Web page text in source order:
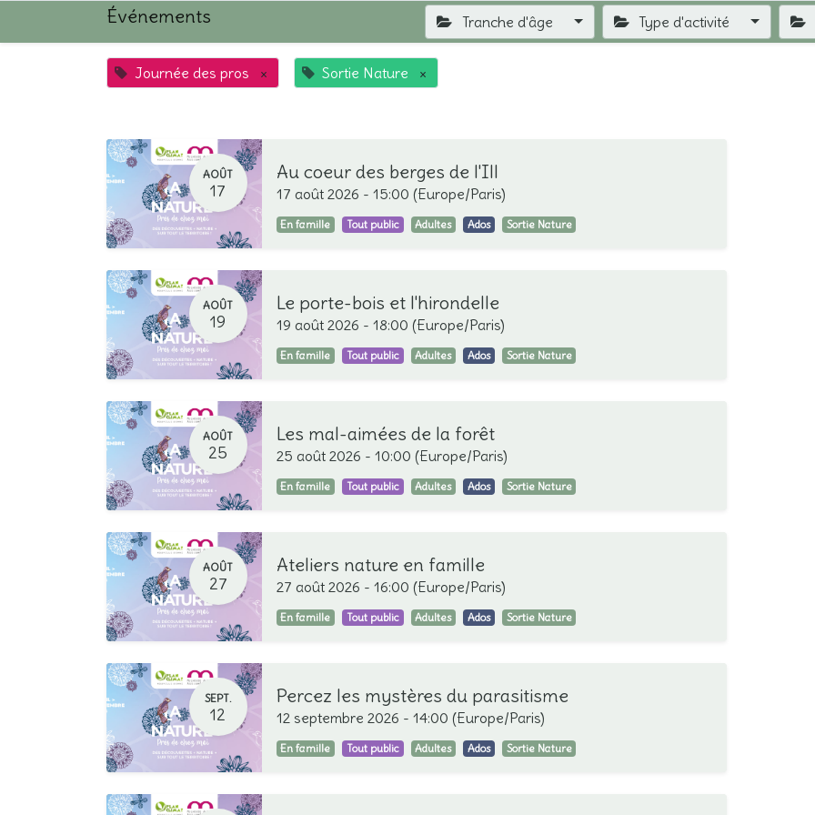
Événements Tranche d'âge Type d'activité
Journée des pros × Sortie Nature ×
AOÛT
17
Au coeur des berges de l'Ill
17 août 2026 - 15:00 (Europe/Paris)
En famille Tout public Adultes Ados Sortie Nature
AOÛT
19
Le porte-bois et l'hirondelle
19 août 2026 - 18:00 (Europe/Paris)
En famille Tout public Adultes Ados Sortie Nature
AOÛT
25
Les mal-aimées de la forêt
25 août 2026 - 10:00 (Europe/Paris)
En famille Tout public Adultes Ados Sortie Nature
AOÛT
27
Ateliers nature en famille
27 août 2026 - 16:00 (Europe/Paris)
En famille Tout public Adultes Ados Sortie Nature
SEPT.
12
Percez les mystères du parasitisme
12 septembre 2026 - 14:00 (Europe/Paris)
En famille Tout public Adultes Ados Sortie Nature